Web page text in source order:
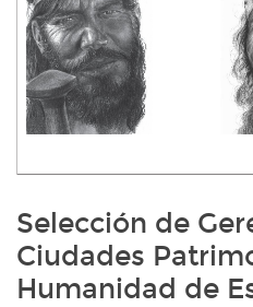
Selección de
Ciudades
Humanidad de